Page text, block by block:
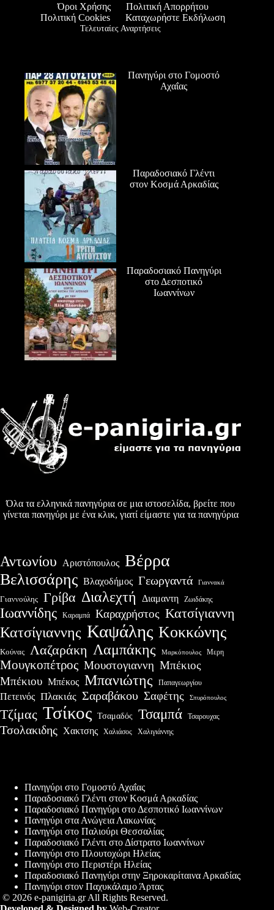
Όροι Χρήσης
Πολιτική Απορρήτου
Πολιτική Cookies
Καταχωρήστε Εκδήλωση
Τελευταίες Αναρτήσεις
Πανηγύρι στο Γομοστό
Αχαΐας
Παραδοσιακό Γλέντι
στον Κοσμά Αρκαδίας
Παραδοσιακό Πανηγύρι
στο Δεσποτικό
Ιωαννίνων
Όλα τα ελληνικά πανηγύρια σε μια ιστοσελίδα, βρείτε που
γίνεται πανηγύρι με ένα κλικ, γιατί είμαστε για τα πανηγύρια
Αντωνίου Αριστόπουλος Βέρρα
Βελισσάρης Βλαχοδήμος Γεωργαντά Γιαννακά
Γιαννούλης Γρίβα Διαλεχτή Διαμαντη Ζωιδάκης
Ιωαννίδης Καραμπά Καραχρήστος Κατσίγιαννη
Κατσίγιαννης Καψάλης Κοκκώνης
Κούνας Λαζαράκη Λαμπάκης Μαρκόπουλος Μερη
Μουγκοπέτρος Μουστογιαννη Μπέκιος
Μπέκιου Μπέκος Μπανιώτης Παπαγεωργίου
Πετεινός Πλακιάς Σαραβάκου Σαφέτης Σπυρόπουλος
Τζίμας Τσίκος Τσαμαδός Τσαμπά Τσαρουχας
Τσολακιδης Χακτσης Χαλιάσος Χαλιγιάννης
Πανηγύρι στο Γομοστό Αχαΐας
Παραδοσιακό Γλέντι στον Κοσμά Αρκαδίας
Παραδοσιακό Πανηγύρι στο Δεσποτικό Ιωαννίνων
Πανηγύρι στα Ανώγεια Λακωνίας
Πανηγύρι στο Παλιούρι Θεσσαλίας
Παραδοσιακό Γλέντι στο Δίστρατο Ιωαννίνων
Πανηγύρι στο Πλουτοχώρι Ηλείας
Πανηγύρι στο Περιστέρι Ηλείας
Παραδοσιακό Πανηγύρι στην Ξηροκαρίταινα Αρκαδίας
Πανηγύρι στον Παχυκάλαμο Άρτας
© 2026 e-panigiria.gr All Rights Reserved.